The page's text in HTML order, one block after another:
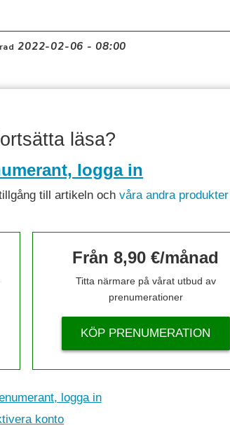
2022-02-06 - 08:00
läsa?
logga in
till artikeln ochvåra andra produkter
Från 8,90 €/månad
Titta närmare på vårat utbud av
prenumerationer
KÖP PRENUMERATION
logga in
konto